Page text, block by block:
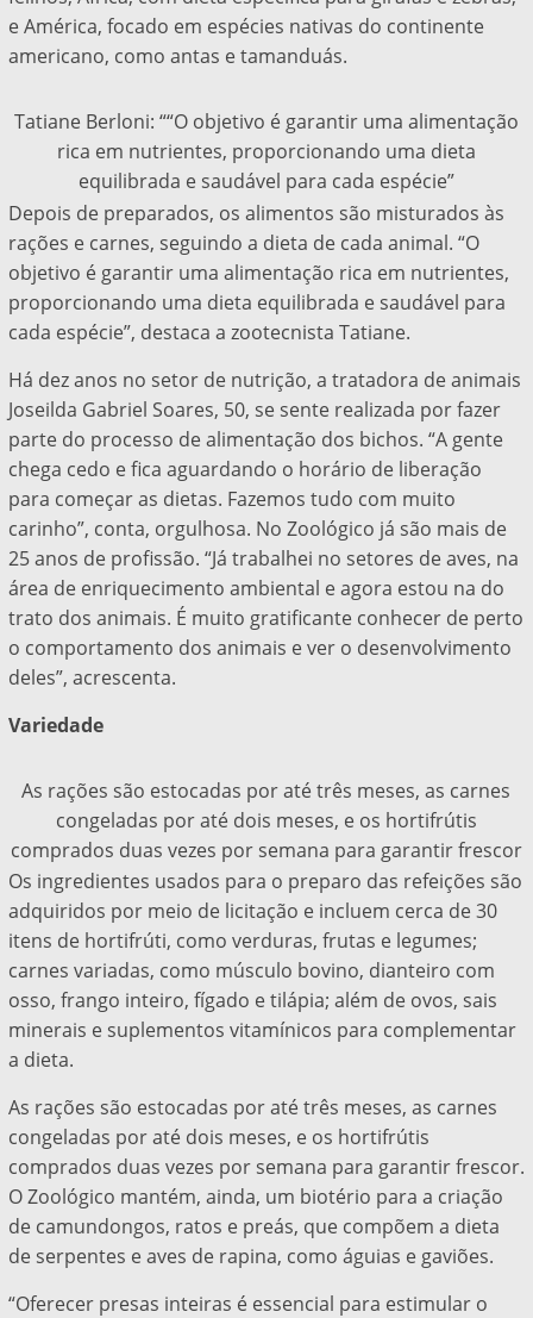
e América, focado em espécies nativas do continente
americano, como antas e tamanduás.
Tatiane Berloni: ““O objetivo é garantir uma alimentação
rica em nutrientes, proporcionando uma dieta
equilibrada e saudável para cada espécie”
Depois de preparados, os alimentos são misturados às
rações e carnes, seguindo a dieta de cada animal. “O
objetivo é garantir uma alimentação rica em nutrientes,
proporcionando uma dieta equilibrada e saudável para
cada espécie”, destaca a zootecnista Tatiane.
Há dez anos no setor de nutrição, a tratadora de animais
Joseilda Gabriel Soares, 50, se sente realizada por fazer
parte do processo de alimentação dos bichos. “A gente
chega cedo e fica aguardando o horário de liberação
para começar as dietas. Fazemos tudo com muito
carinho”, conta, orgulhosa. No Zoológico já são mais de
25 anos de profissão. “Já trabalhei no setores de aves, na
área de enriquecimento ambiental e agora estou na do
trato dos animais. É muito gratificante conhecer de perto
o comportamento dos animais e ver o desenvolvimento
deles”, acrescenta.
Variedade
As rações são estocadas por até três meses, as carnes
congeladas por até dois meses, e os hortifrútis
comprados duas vezes por semana para garantir frescor
Os ingredientes usados para o preparo das refeições são
adquiridos por meio de licitação e incluem cerca de 30
itens de hortifrúti, como verduras, frutas e legumes;
carnes variadas, como músculo bovino, dianteiro com
osso, frango inteiro, fígado e tilápia; além de ovos, sais
minerais e suplementos vitamínicos para complementar
a dieta.
As rações são estocadas por até três meses, as carnes
congeladas por até dois meses, e os hortifrútis
comprados duas vezes por semana para garantir frescor.
O Zoológico mantém, ainda, um biotério para a criação
de camundongos, ratos e preás, que compõem a dieta
de serpentes e aves de rapina, como águias e gaviões.
“Oferecer presas inteiras é essencial para estimular o